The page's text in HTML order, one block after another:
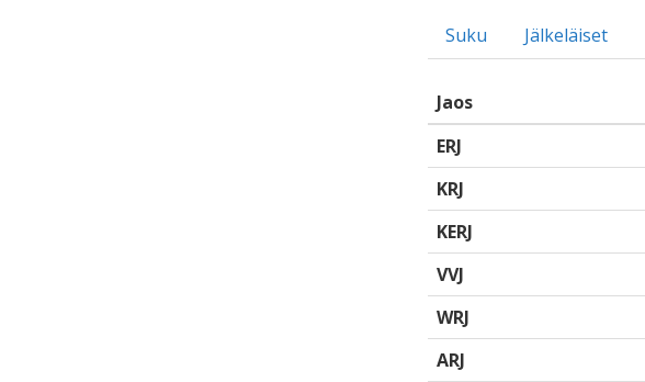
Suku Jälkeläiset
Jaos
ERJ
KRJ
KERJ
VVJ
WRJ
ARJ